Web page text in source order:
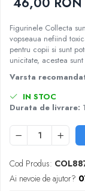
Nisip kinetic
Proiector pentru copii
Instrumente muzicale
Storytelling
Banc de lucru pentru
Casa de papusi
Bormasina magica
Cadou copii 8 ani
Cadou copii 9 ani
Cadou copii 10 ani
Figurinele Collecta
vopseaua nefiind
pentru copii si sunt
unicitate, acestea
Varsta
IN STOC
Durata de livrare:
Cod Produs:
Ai nevoie de ajutor?